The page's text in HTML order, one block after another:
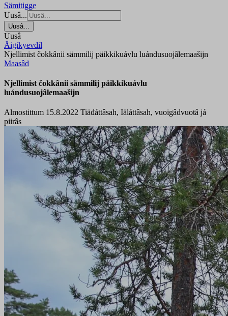
Sämitigge
Uusâ...
Uusâ...
Uusâ
Äigikyevdil
Njellimist čokkânii sämmilij päikkikuávlu luándusuojâlemaašijn
Maasâd
Njellimist čokkânii sämmilij päikkikuávlu
luándusuojâlemaašijn
Almostittum 15.8.2022 Tiäđáttâsah, Iäláttâsah, vuoigâdvuotâ já
piirâs